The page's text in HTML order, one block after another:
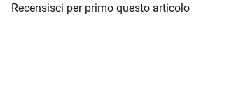
Recensisci per primo questo articolo